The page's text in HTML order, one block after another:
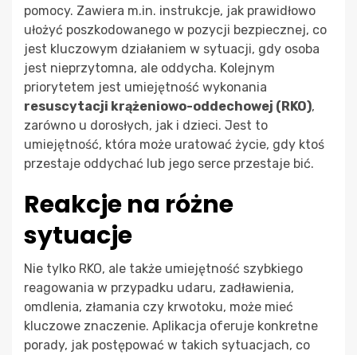
pomocy. Zawiera m.in. instrukcje, jak prawidłowo
ułożyć poszkodowanego w pozycji bezpiecznej, co
jest kluczowym działaniem w sytuacji, gdy osoba
jest nieprzytomna, ale oddycha. Kolejnym
priorytetem jest umiejętność wykonania
resuscytacji krążeniowo-oddechowej (RKO),
zarówno u dorosłych, jak i dzieci. Jest to
umiejętność, która może uratować życie, gdy ktoś
przestaje oddychać lub jego serce przestaje bić.
Reakcje na różne
sytuacje
Nie tylko RKO, ale także umiejętność szybkiego
reagowania w przypadku udaru, zadławienia,
omdlenia, złamania czy krwotoku, może mieć
kluczowe znaczenie. Aplikacja oferuje konkretne
porady, jak postępować w takich sytuacjach, co